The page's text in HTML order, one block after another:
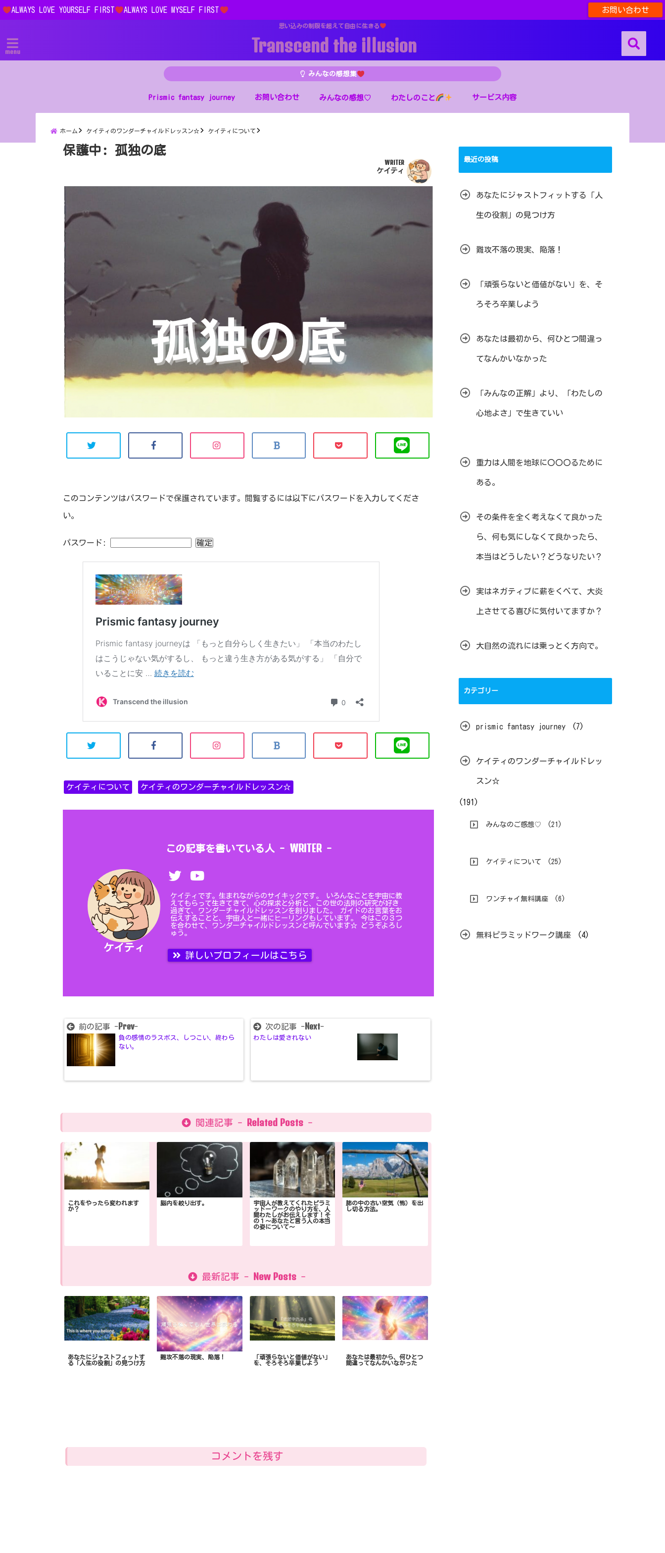
ALWAYS LOVE YOURSELF FIRST ALWAYS LOVE MYSELF FIRST お問い合わせ
思い込みの制限を超えて自由に生きる
menu Transcend the illusion
みんなの感想集
Prismic fantasy journey お問い合わせ みんなの感想♡ わたしのこと サービス内容
ホーム ケイティのワンダーチャイルドレッスン☆ ケイティについて
保護中: 孤独の底
WRITER
ケイティ
このコンテンツはパスワードで保護されています。閲覧するには以下にパスワードを入力してくださ
い。
パスワード:
ケイティについて ケイティのワンダーチャイルドレッスン☆
この記事を書いている人 - WRITER-
ケイティ
ケイティです。生まれながらのサイキックです。 いろんなことを宇宙に教
えてもらって生きてきて、心の探求と分析と、この世の法則の研究が好き
過ぎて、ワンダーチャイルドレッスンを創りました。 ガイドのお言葉をお
伝えすることと、宇宙人と一緒にヒーリングもしています。 今はこの３つ
を合わせて、ワンダーチャイルドレッスンと呼んでいます☆ どうぞよろし
ゅう。
詳しいプロフィールはこちら
前の記事 -Prev-
負の感情のラスボス、しつこい、終わら
ない。
次の記事 -Next-
わたしは愛されない
関連記事 - Related Posts-
これをやったら変われます
か？
脳内を絞り出す。
宇宙人が教えてくれたピラミ
ッドーワークのやり方を、人
間わたしがお伝えします！そ
の１〜あなたと言う人の本当
の姿について〜
肺の中の古い空気（怖）を出
し切る方法。
最新記事 - New Posts -
あなたにジャストフィットす
る「人生の役割」の見つけ方
難攻不落の現実、陥落！
「頑張らないと価値がない」
を、そろそろ卒業しよう
あなたは最初から、何ひとつ
間違ってなんかいなかった
コメントを残す
最近の投稿
あなたにジャストフィットする「人
生の役割」の見つけ方
難攻不落の現実、陥落！
「頑張らないと価値がない」を、そ
ろそろ卒業しよう
あなたは最初から、何ひとつ間違っ
てなんかいなかった
「みんなの正解」より、「わたしの
心地よさ」で生きていい
重力は人間を地球に〇〇〇るために
ある。
その条件を全く考えなくて良かった
ら、何も気にしなくて良かったら、
本当はどうしたい？どうなりたい？
実はネガティブに薪をくべて、大炎
上させてる喜びに気付いてますか？
大自然の流れには乗っとく方向で。
カテゴリー
prismic fantasy journey (7)
ケイティのワンダーチャイルドレッ
スン☆
(191)
みんなのご感想♡ (21)
ケイティについて (25)
ワンチャイ無料講座 (6)
無料ピラミッドワーク講座 (4)